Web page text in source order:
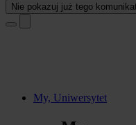
Nie pokazuj już tego
My, Uniwersytet